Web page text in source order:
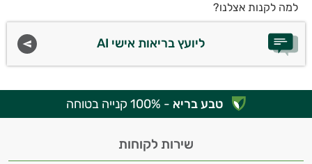
למה לקנות אצלנו?
ליועץ בריאות אישי AI
טבע בריא - 100% קנייה בטוחה
שירות לקוחות